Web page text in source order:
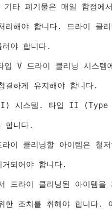
기타 폐기물은 매일 함정에
리해야 합니다. 드라이 클
야 합니다.
입 V 드라이 클리닝 시스
결하게 유지해야 합니다.
시스템 . 타입 II
합니다.
라이 클리닝할 아이템은 철
되어야 합니다.
드라이 클리닝된 아이템을
한 조치를 취해야 합니다.